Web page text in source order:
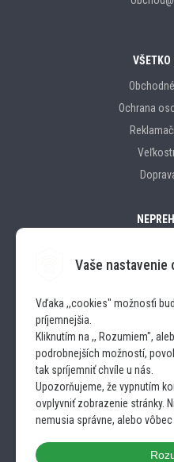
Vaše nastavenie
Vďaka ,,cookies" možnosťi
príjemnejšia.
Kliknutím na ,, Rozumiem",
podrobnejších možností,
tak spríjemniť chvíle u nás.
Upozorňujeme, že vypnutím
ovplyvniť zobrazenie stránky.
nemusia správne, alebo
VŠETKO
Ochrana